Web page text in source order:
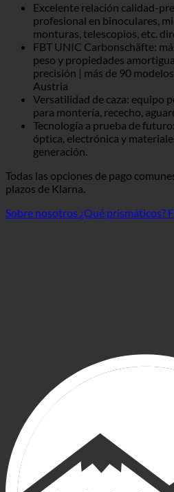
Excelente relación calidad-
profesional en binoculares,
monturas, telescopios, etc.
FBT UNIC Carbonschäfte:
peso y propiedades
precisión | más de 90
Austria
Versatilidad de caza: equipo
para montería, rececho,
Tecnología a prueba de
óptica, electrónica y
generación.
Todas las opciones de pago
plazos de Klarna.
Sobre nosotros ¿Qué prismáticos?